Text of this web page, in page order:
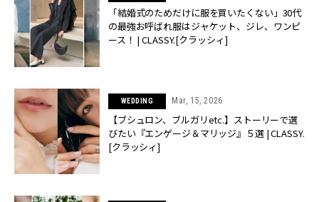
「結婚式のためだけに服を買いたくない」30代
の最強お呼ばれ服はジャケット、ジレ、ワンピ
ース！ | CLASSY.[クラッシィ]
WEDDING Mar, 15, 2026
【ブシュロン、ブルガリetc.】ストーリーで選
びたい『エンゲージ＆マリッジ』５選 | CLASSY.
[クラッシィ]